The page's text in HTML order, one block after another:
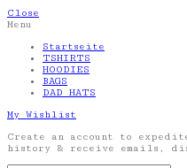
Close
Menu
Startseite
TSHIRTS
HOODIES
BAGS
DAD HATS
My Wishlist
Create an account to
history & receive emails,